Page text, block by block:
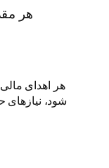
هر اهدای
شود، نیازهای